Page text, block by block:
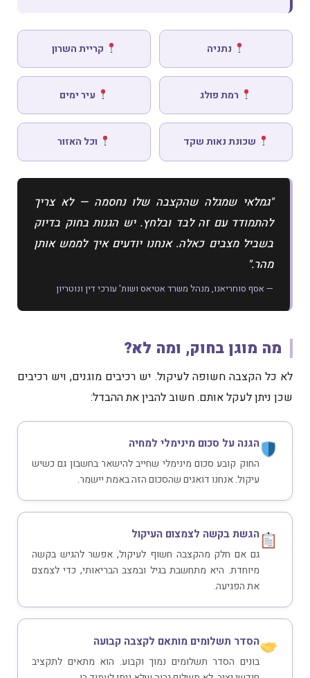
נתניה קריית השרון
רמת פולג עיר ימים
שכונת נאות שקד וכל האזור
"גמלאי שמגלה שהקצבה שלו נחסמה — לא צריך
להתמודד עם זה לבד ובלחץ. יש הגנות בחוק בדיוק
בשביל מצבים כאלה. אנחנו יודעים איך לממש אותן
מהר."
— אסף סוחריאנו, מנהל משרד אטיאס ושות' עורכי דין ונוטריון
מה מוגן בחוק, ומה לא?
לא כל הקצבה חשופה לעיקול. יש רכיבים מוגנים, ויש רכיבים
שכן ניתן לעקל אותם. חשוב להבין את ההבדל:
הגנה על סכום מינימלי למחיה
החוק קובע סכום מינימלי שחייב להישאר בחשבון גם כשיש
עיקול. אנחנו דואגים שהסכום הזה באמת יישמר.
הגשת בקשה לצמצום העיקול
גם אם חלק מהקצבה חשוף לעיקול, אפשר להגיש בקשה
מיוחדת. היא מתחשבת בגיל ובמצב הבריאותי, כדי לצמצם
את הפגיעה.
הסדר תשלומים מותאם לקצבה קבועה
בונים הסדר תשלומים נמוך וקבוע. הוא מתאים לתקציב